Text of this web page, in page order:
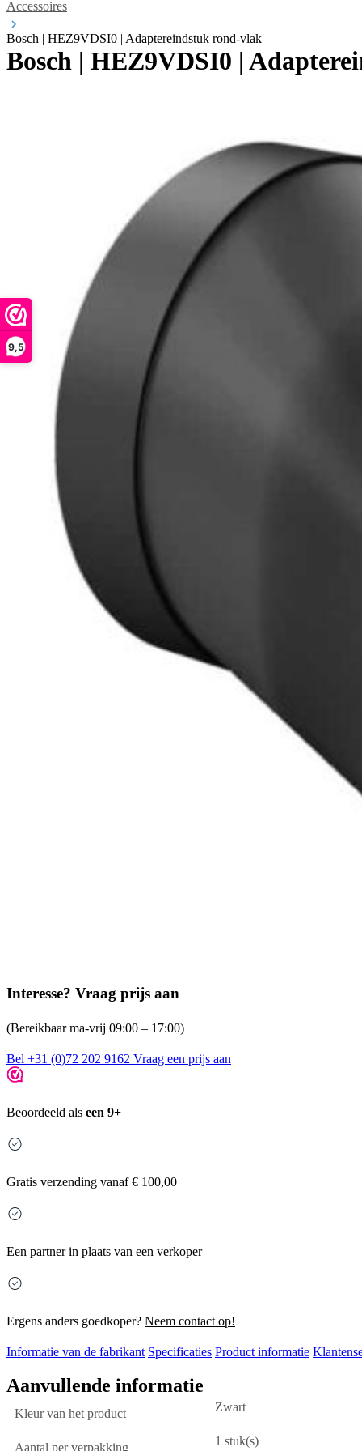
9,5
Accessoires
Bosch | HEZ9VDSI0 | Adaptereindstuk rond-vlak
Bosch | HEZ9VDSI0 |
Interesse? Vraag prijs aan
(Bereikbaar ma-vrij 09:00 – 17:00)
Bel +31 (0)72 202 9162 Vraag een prijs aan
Beoordeeld als een 9+
Gratis verzending vanaf € 100,00
Een partner in plaats van een verkoper
Ergens anders goedkoper? Neem contact op!
Informatie van de fabrikant Specificaties Product informatie
Aanvullende informatie
Kleur van het product Zwart
Aantal per verpakking 1 stuk(s)